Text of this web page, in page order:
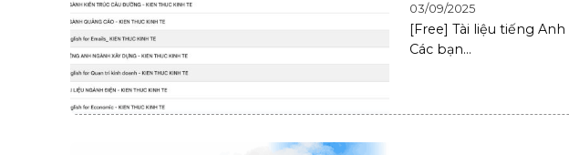
03/09/2025
[Free] Tài liệu tiếng
Các bạn...